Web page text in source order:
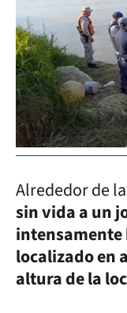
Alrededor de
sin vida a un
intensamente
localizado en
altura de la